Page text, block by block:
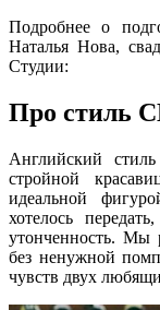
Подробнее о
Наталья Нова,
Студии:
Про стиль
Английский
стройной
идеальной
хотелось
утонченность. Мы
без ненужной
чувств двух